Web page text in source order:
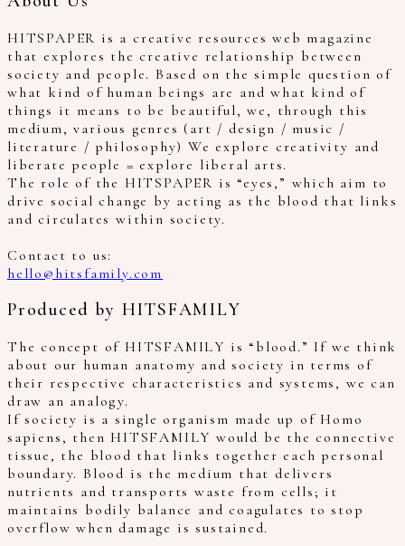
HITSPAPER is a creative resources web magazine
that explores the creative relationship between
society and people. Based on the simple question of
what kind of human beings are and what kind of
things it means to be beautiful, we, through this
medium, various genres (art / design / music /
literature / philosophy) We explore creativity and
liberate people = explore liberal arts.
The role of the HITSPAPER is “eyes,” which aim to
drive social change by acting as the blood that links
and circulates within society.
Contact to us:
hello@hitsfamily.com
Produced by HITSFAMILY
The concept of HITSFAMILY is “blood.” If we think
about our human anatomy and society in terms of
their respective characteristics and systems, we can
draw an analogy.
If society is a single organism made up of Homo
sapiens, then HITSFAMILY would be the connective
tissue, the blood that links together each personal
boundary. Blood is the medium that delivers
nutrients and transports waste from cells; it
maintains bodily balance and coagulates to stop
overflow when damage is sustained.